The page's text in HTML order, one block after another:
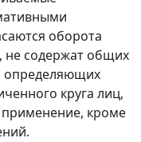
оборота
не содержат общих
определяющих
круга лиц,
кроме